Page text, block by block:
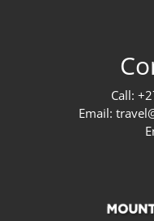
Call:
Email: